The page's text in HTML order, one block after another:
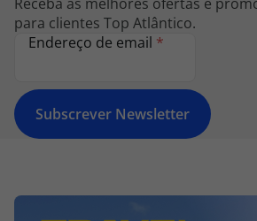
para clientes Top Atlântico.
Endereço de email *
Subscrever Newsletter